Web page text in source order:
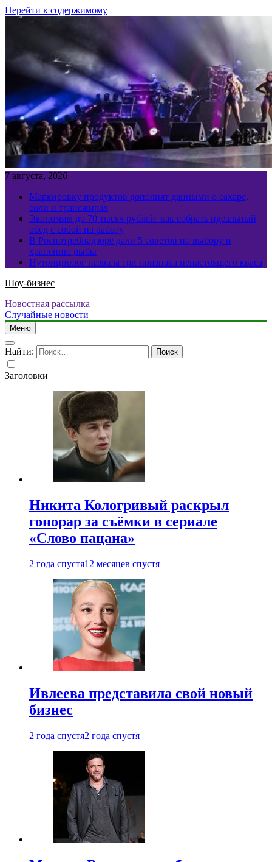
Перейти к содержимому
7 августа, 2026
Маркировку продуктов дополнят данными о сахаре,
соли и трансжирах
Экономим до 70 тысяч рублей: как собрать идеальный
обед с собой на работу
В Роспотребнадзоре дали 5 советов по выбору и
хранению рыбы
Нутрициолог назвала три признака ненастоящего кваса
Шоу-бизнес
Новостная рассылка
Случайные новости
Меню
Найти:
Заголовки
Никита Кологривый раскрыл
гонорар за съёмки в сериале
«Слово пацана»
2 года спустя12 месяцев спустя
Ивлеева представила свой новый
бизнес
2 года спустя2 года спустя